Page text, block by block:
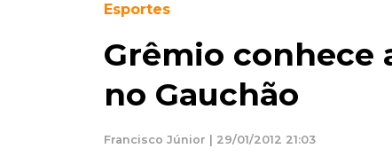
Esportes
Grêmio conhece
no Gauchão
Francisco Júnior | 29/01/2012 21:03